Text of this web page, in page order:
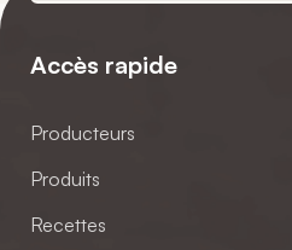
Accès rapide
Producteurs
Produits
Recettes